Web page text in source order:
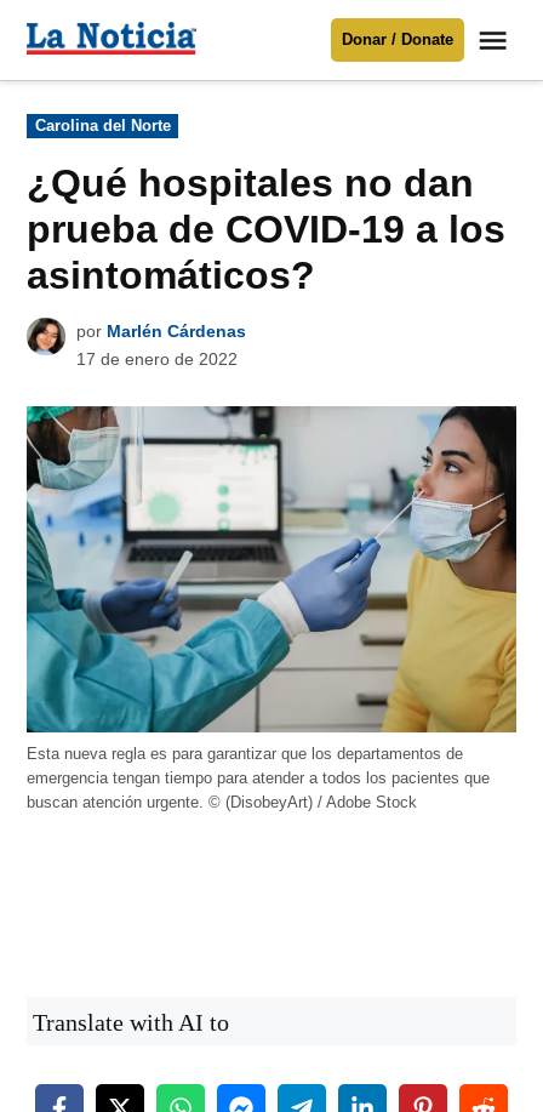
Para mantenerte informado necesitamos
Donar
contenido
Noticia
Donar / Donate
Publicado
en
Carolina del Norte
¿Qué hospitales no dan
prueba de COVID-19 a los
asintomáticos?
por Marlén Cárdenas
17 de enero de 2022
Esta nueva regla es para garantizar que los departamentos de
emergencia tengan tiempo para atender a todos los pacientes que
buscan atención urgente. © (DisobeyArt) / Adobe Stock
Translate with AI to